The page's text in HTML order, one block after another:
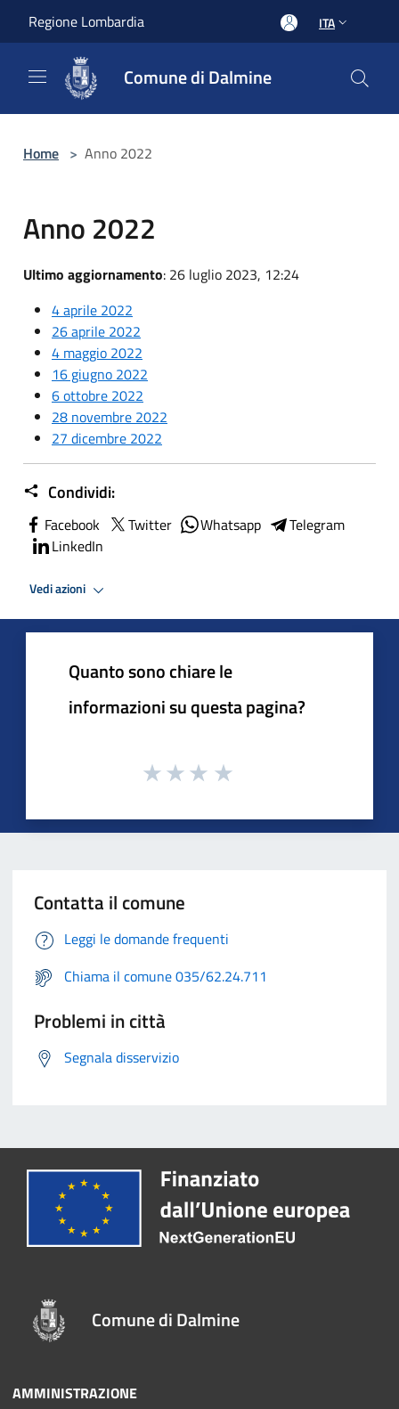
Regione Lombardia ITA
Comune di Dalmine
Home > Anno 2022
Anno 2022
Ultimo aggiornamento: 26 luglio 2023, 12:24
4 aprile 2022
26 aprile 2022
4 maggio 2022
16 giugno 2022
6 ottobre 2022
28 novembre 2022
27 dicembre 2022
Condividi:
Facebook Twitter Whatsapp
Telegram
LinkedIn
Vedi azioni
Quanto sono chiare le
informazioni su questa pagina?
Contatta il comune
Leggi le domande frequenti
Chiama il comune 035/62.24.711
Problemi in città
Segnala disservizio
Comune di Dalmine
AMMINISTRAZIONE